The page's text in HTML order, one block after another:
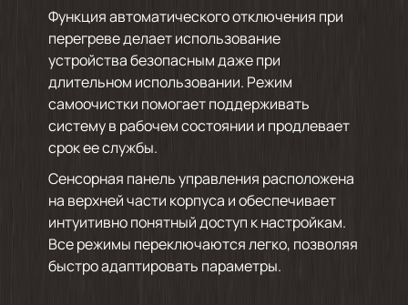
Функция автоматического отключения при
перегреве делает использование
устройства безопасным даже при
длительном использовании. Режим
самоочистки помогает поддерживать
систему в рабочем состоянии и продлевает
срок ее службы.
Сенсорная панель управления расположена
на верхней части корпуса и обеспечивает
интуитивно понятный доступ к настройкам.
Все режимы переключаются легко, позволяя
быстро адаптировать параметры.